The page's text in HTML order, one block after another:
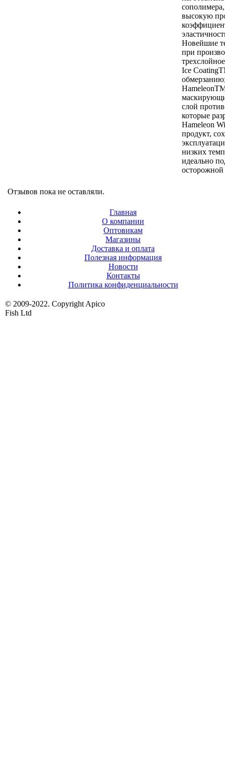
высокую
Новейшие
при
Ice
слой
которые
Hameleon
продукт,
низких
идеально
Отзывов пока не оставляли.
Главная
О компании
Оптовикам
Магазины
Доставка и оплата
Полезная информация
Новости
Контакты
Политика конфиденциальности
© 2009-2022. Copyright Apico
Fish Ltd